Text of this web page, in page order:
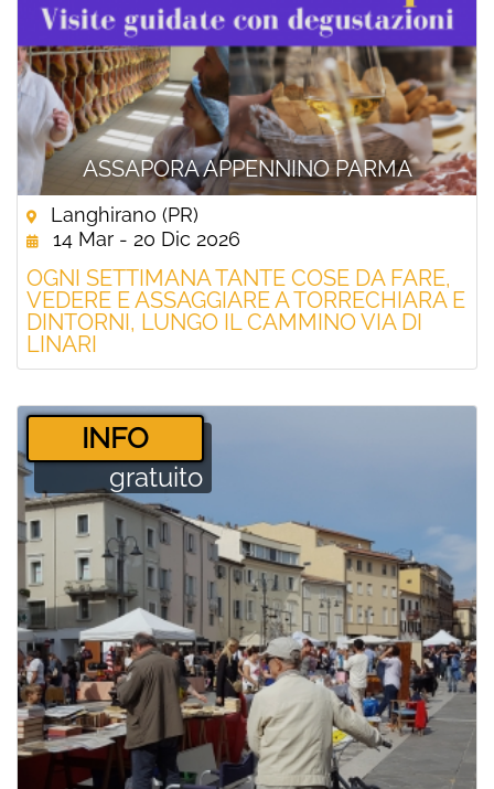
ASSAPORA APPENNINO PARMA
Langhirano (PR)
14 Mar - 20 Dic 2026
OGNI SETTIMANA TANTE COSE DA FARE,
VEDERE E ASSAGGIARE A TORRECHIARA E
DINTORNI, LUNGO IL CAMMINO VIA DI
LINARI
­INFO
gratuito